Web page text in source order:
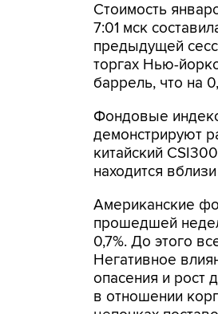
Стоимость
7:01 мск
предыдущей
торгах Нью-
баррель, что на
Фондовые
демонстрируют
китайский
находится
Американские
прошедшей
0,7%. До этого
Негативное
опасения и рост
в отношении